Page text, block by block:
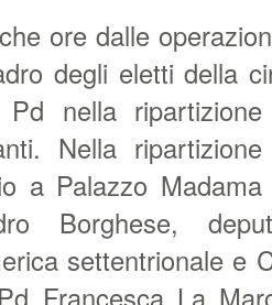
ore dalle
degli eletti della
nella
Nella
a Palazzo
Borghese,
settentrionale e
Francesca La